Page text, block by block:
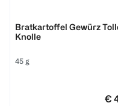
Bratkartoffel Gewürz
Knolle
45 g
€